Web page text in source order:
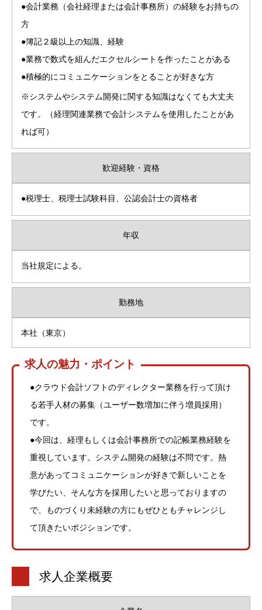
●会計業務（会社経理または会計事務所）の経験をお持ちの
方
●簿記２級以上の知識、経験
●業務で数式を組んだエクセルシートを作ったことがある
●積極的にコミュニケーションをとることが好きな方
※システムやシステム開発に関する知識はなくても大丈夫
です。（経理関連業務で会計システムを使用したことがあ
れば可）
歓迎経験・資格
●税理士、税理士試験科目、公認会計士の資格者
年収
当社規定による。
勤務地
本社（東京）
求人の魅力・ポイント
●クラウド会計ソフトのディレクター業務を行って頂け
る若手人材の募集（ユーザー数増加に伴う増員採用）
です。
●今回は、経理もしくは会計事務所での記帳業務経験を
重視しています。システム開発の経験は不問です。熱
意があってコミュニケーションが好きで新しいことを
学びたい、そんな方を採用したいと思っておりますの
で、ものづくり未経験の方にもぜひともチャレンジし
て頂きたいポジションです。
求人企業概要